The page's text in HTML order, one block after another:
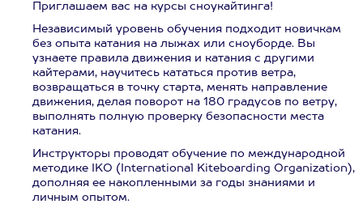
Приглашаем вас на курсы сноукайтинга!
Независимый уровень обучения подходит новичкам
без опыта катания на лыжах или сноуборде. Вы
узнаете правила движения и катания с другими
кайтерами, научитесь кататься против ветра,
возвращаться в точку старта, менять направление
движения, делая поворот на 180 градусов по ветру,
выполнять полную проверку безопасности места
катания.
Инструкторы проводят обучение по международной
методике IKO (International Kiteboarding Organization),
дополняя ее накопленными за годы знаниями и
личным опытом.